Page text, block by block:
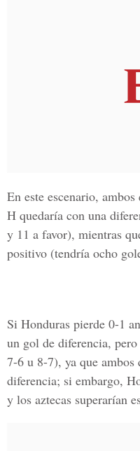
En este escenario,
H quedaría con una
y 11 a favor), mientras
positivo (tendría ocho
Si Honduras pierde 0-1
un gol de diferencia,
7-6 u 8-7), ya que ambos
diferencia; si embargo,
y los aztecas superarían